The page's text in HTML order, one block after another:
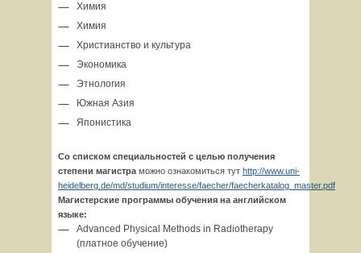
Химия
Химия
Христианство и культура
Экономика
Этнология
Южная Азия
Японистика
Со списком специальностей с целью получения
степени магистра можно ознакомиться тут http://www.uni-
heidelberg.de/md/studium/interesse/faecher/faecherkatalog_master.pdf
Магистерские программы обучения на английском
языке:
Advanced Physical Methods in Radiotherapy
(платное обучение)